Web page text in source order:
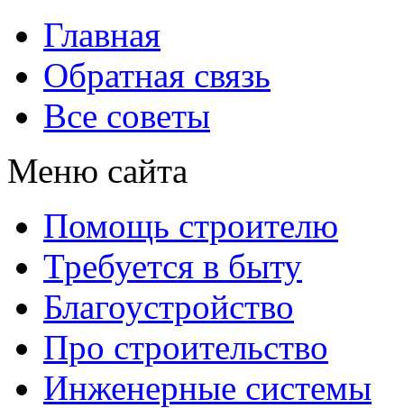
Главная
Обратная связь
Все советы
Меню сайта
Помощь строителю
Требуется в быту
Благоустройство
Про строительство
Инженерные системы